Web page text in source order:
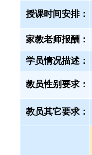
授课时间安排：
家教老师报酬：
学员情况描述：
教员性别要求：
教员其它要求：